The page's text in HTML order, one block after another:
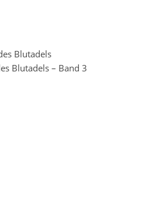
Blutadels
Blutadels – Band 3